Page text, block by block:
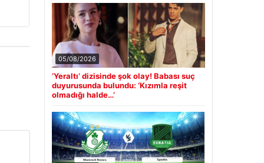
05/08/2026
‘Yeraltı’ dizisinde şok olay! Babası suç
duyurusunda bulundu: ‘Kızımla reşit
olmadığı halde…’